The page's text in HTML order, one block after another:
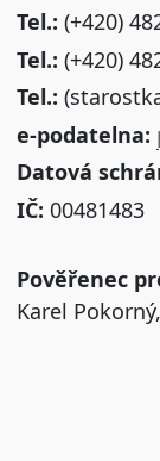
Tel.: (+420)
Tel.: (+420)
Tel.:
e-podatelna:
Datová
IČ: 00481483
Pověřenec
Karel